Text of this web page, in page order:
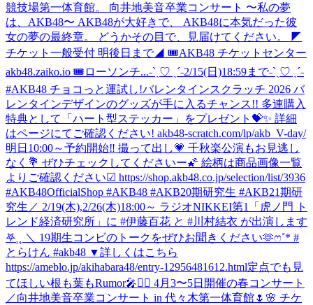
競技場第一体育館。 向井地美音卒業コンサート 〜私の夢
は、AKB48〜 AKB48が大好きで、 AKB48に本気だった彼
女の夢の最終章。 どうかその目で、見届けてください。 ◤
チケット一般受付 明後日まで◢ 🎟AKB48 チケットセンター
akb48.zaiko.io 🎟ローソンチ...˗ˋˏ♡ ˎˊ˗2/15(日)18:59まで˗ˋˏ♡ ˎˊ˗
#AKB48 チョコっと運試し!バレンタインスクラッチ 2026 バ
レンタインデザインのグッズが手に入るチャンス!! 多連購入
特典として「ハート型ステッカー」をプレゼント💝✨ 詳細
はページにてご確認ください! akb48-scratch.com/lp/akb_V-day/
明日10:00～予約開始‼️ 撮って出し💗 千秋楽公演もお見逃し
なく💐 ぜひチェックしてくださいー🌠 絵柄は商品画像一覧
よりご確認ください☑ https://shop.akb48.co.jp/selection/list/3936
#AKB48OfficialShop #AKB48 #AKB20期研究生 #AKB21期研
究生 ／ 2/19(木),2/26(木)18:00～ ラジオNIKKEI第1「虎ノ門 ト
レンド経済研究所」に #伊藤百花 と #川村結衣 が出演します
𖤐⸒⸒ ＼ 19期生コンビのトークをぜひお聞きください🫶ෆ˚* #
とらけん #akb48 ▼詳しくはこちら
https://ameblo.jp/akihabara48/entry-12956481612.html定点でも見
てほしい根も葉もRumor🎤❤️‍🔥 4月3〜5日開催の春コンサート
／向井地美音卒業コンサート in 代々木第一体育館🌷🌸 チケ